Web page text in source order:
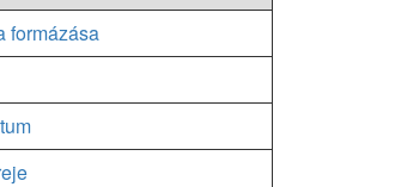
formázása